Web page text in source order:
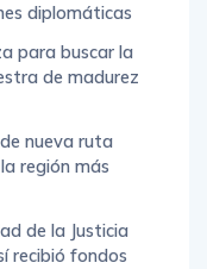
diplomáticas
para buscar la
de madurez
nueva ruta
región más
de la Justicia
recibió fondos